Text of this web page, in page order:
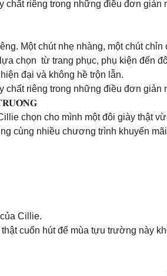
riêng trong những điều đơn giản
Một chút nhẹ nhàng, một chút chỉn
chọn từ trang phục, phụ kiện đến
đại và không hề trộn lẫn.
riêng trong những điều đơn giản
chọn cho mình một đôi giày thật
cùng nhiều chương trình khuyến
Cillie.
cuốn hút để mùa tựu trường này